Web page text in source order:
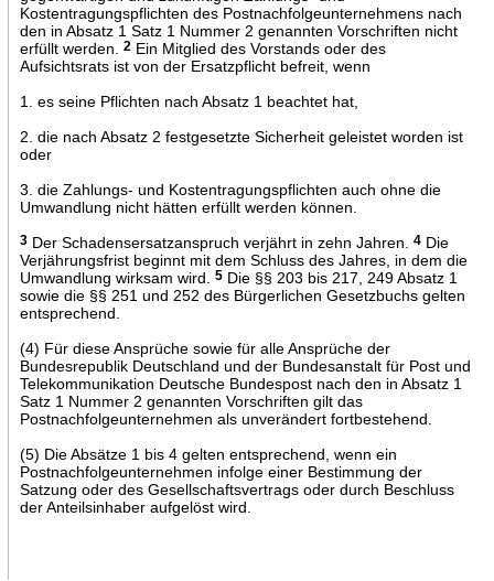
Kostentragungspflichten des Postnachfolgeunternehmens nach
den in Absatz 1 Satz 1 Nummer 2 genannten Vorschriften nicht
erfüllt werden.
2Ein Mitglied des Vorstands oder des
Aufsichtsrats ist von der Ersatzpflicht befreit, wenn
1. es seine Pflichten nach Absatz 1 beachtet hat,
2. die nach Absatz 2 festgesetzte Sicherheit geleistet worden ist
oder
3. die Zahlungs- und Kostentragungspflichten auch ohne die
Umwandlung nicht hätten erfüllt werden können.
3Der Schadensersatzanspruch verjährt in zehn Jahren. 4Die
Verjährungsfrist beginnt mit dem Schluss des Jahres, in dem die
Umwandlung wirksam wird.
5Die §§ 203 bis 217, 249 Absatz 1
sowie die §§ 251 und 252 des Bürgerlichen Gesetzbuchs gelten
entsprechend.
(4) Für diese Ansprüche sowie für alle Ansprüche der
Bundesrepublik Deutschland und der Bundesanstalt für Post und
Telekommunikation Deutsche Bundespost nach den in Absatz 1
Satz 1 Nummer 2 genannten Vorschriften gilt das
Postnachfolgeunternehmen als unverändert fortbestehend.
(5) Die Absätze 1 bis 4 gelten entsprechend, wenn ein
Postnachfolgeunternehmen infolge einer Bestimmung der
Satzung oder des Gesellschaftsvertrags oder durch Beschluss
der Anteilsinhaber aufgelöst wird.